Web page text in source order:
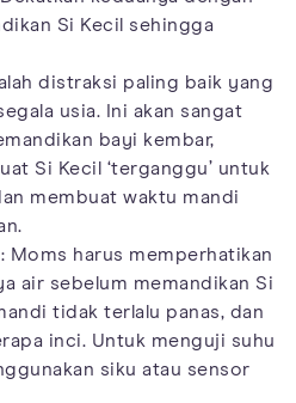
Si Kecil sehingga
distraksi paling baik yang
usia. Ini akan sangat
bayi kembar,
Si Kecil ‘terganggu’ untuk
membuat waktu mandi
: Moms harus memperhatikan
air sebelum memandikan Si
tidak terlalu panas, dan
inci. Untuk menguji suhu
siku atau sensor